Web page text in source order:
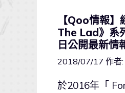
【Qoo情報
The Lad》系
日公開最新情
2018/07/17 作者:
於2016年「